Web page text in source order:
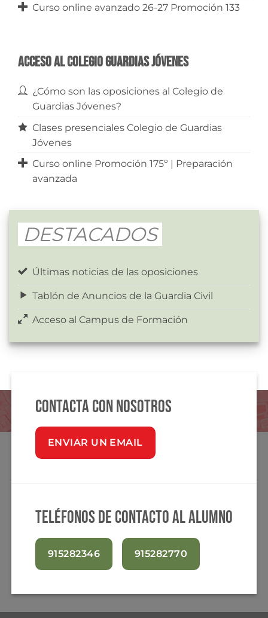
Curso online avanzado 26-27 Promoción 133
Acceso al Colegio Guardias Jóvenes
¿Cómo son las oposiciones al Colegio de
Guardias Jóvenes?
Clases presenciales Colegio de Guardias
Jóvenes
Curso online Promoción 175º | Preparación
avanzada
DESTACADOS
Últimas noticias de las oposiciones
Tablón de Anuncios de la Guardia Civil
Acceso al Campus de Formación
Contacta con nosotros
ENVIAR UN EMAIL
Teléfonos de contacto al alumno
915282346 915282770